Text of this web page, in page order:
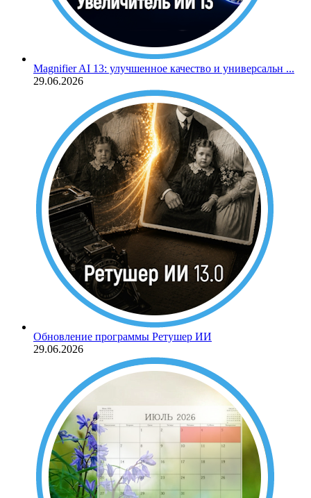
Magnifier AI 13: улучшенное качество и универсальн ...
29.06.2026
Обновление программы Ретушер ИИ
29.06.2026